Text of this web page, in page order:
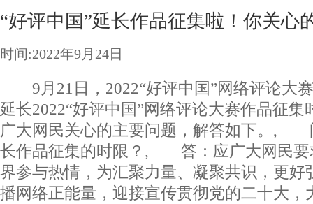
“好评中国”延长作品征集啦！你关心
时间:2022年9月24日
9月21日，2022“好评中国”网络评论大
延长2022“好评中国”网络评论大赛作品征
广大网民关心的主要问题，解答如下。,
长作品征集的时限？, 答：应广大网民要
界参与热情，为汇聚力量、凝聚共识，更好
播网络正能量，迎接宣传贯彻党的二十大，